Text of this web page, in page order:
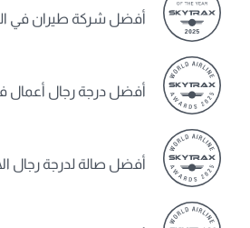
أفضل شركة طيران في
أفضل درجة رجال أعمال
أفضل صالة لدرجة رجال